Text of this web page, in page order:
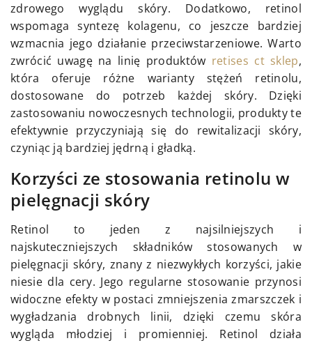
zdrowego wyglądu skóry. Dodatkowo, retinol
wspomaga syntezę kolagenu, co jeszcze bardziej
wzmacnia jego działanie przeciwstarzeniowe. Warto
zwrócić uwagę na linię produktów retises ct sklep,
która oferuje różne warianty stężeń retinolu,
dostosowane do potrzeb każdej skóry. Dzięki
zastosowaniu nowoczesnych technologii, produkty te
efektywnie przyczyniają się do rewitalizacji skóry,
czyniąc ją bardziej jędrną i gładką.
Korzyści ze stosowania retinolu w
pielęgnacji skóry
Retinol to jeden z najsilniejszych i
najskuteczniejszych składników stosowanych w
pielęgnacji skóry, znany z niezwykłych korzyści, jakie
niesie dla cery. Jego regularne stosowanie przynosi
widoczne efekty w postaci zmniejszenia zmarszczek i
wygładzania drobnych linii, dzięki czemu skóra
wygląda młodziej i promienniej. Retinol działa